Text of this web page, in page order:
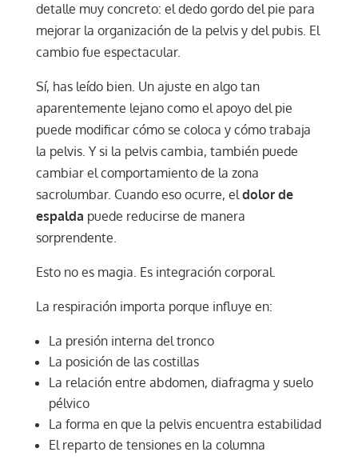
detalle muy concreto: el dedo gordo del pie para
mejorar la organización de la pelvis y del pubis. El
cambio fue espectacular.
Sí, has leído bien. Un ajuste en algo tan
aparentemente lejano como el apoyo del pie
puede modificar cómo se coloca y cómo trabaja
la pelvis. Y si la pelvis cambia, también puede
cambiar el comportamiento de la zona
sacrolumbar. Cuando eso ocurre, eldolor de
espalda puede reducirse de manera
sorprendente.
Esto no es magia. Es integración corporal.
La respiración importa porque influye en:
La presión interna del tronco
La posición de las costillas
La relación entre abdomen, diafragma y suelo
pélvico
La forma en que la pelvis encuentra estabilidad
El reparto de tensiones en la columna